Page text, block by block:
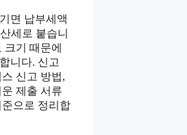
면 납부세액
세로 붙습니
크기 때문에
니다. 신고
신고 방법,
제출 서류
준으로 정리합